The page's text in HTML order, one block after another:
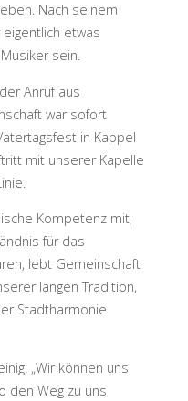
Nach seinem
etwas
sein.
Anruf aus
war sofort
in Kappel
mit unserer Kapelle
Kompetenz mit,
für das
lebt Gemeinschaft
langen Tradition,
Stadtharmonie
„Wir können uns
den Weg zu uns